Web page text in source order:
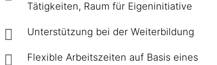
Tätigkeiten, Raum für Eigeninitiative
Unterstützung bei der Weiterbildung
Flexible Arbeitszeiten auf Basis eines